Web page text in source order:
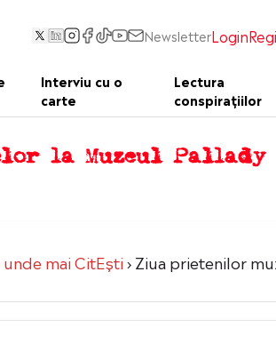
NewsletterLogin
Interviu cu o
carte
Lectura
conspirațiilor
la Muzeul Pallady
mai CitEşti›Ziua prietenilor